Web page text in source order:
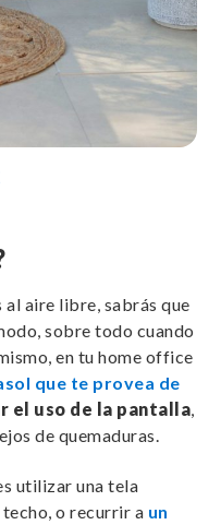
al aire libre, sabrás que
sobre todo cuando
en tu home office
que te provea de
el uso de la pantalla,
de quemaduras.
utilizar una tela
techo, o recurrir a un